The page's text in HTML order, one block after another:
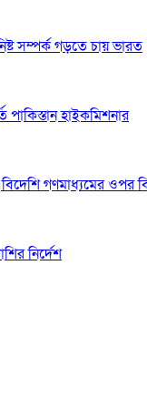
সম্পর্ক গড়তে চায় ভারত
পাকিস্তান হাইকমিশনার
গণমাধ্যমের ওপর
নির্দেশ